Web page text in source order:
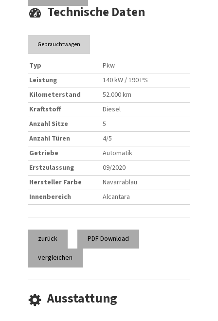
Technische Daten
Gebrauchtwagen
Typ
Pkw
Leistung
140 kW / 190 PS
Kilometerstand
52.000 km
Kraftstoff
Diesel
Anzahl Sitze
5
Anzahl Türen
4/5
Getriebe
Automatik
Erstzulassung
09/2020
Hersteller Farbe
Navarrablau
Innenbereich
Alcantara
zurück
PDF Download
vergleichen
Ausstattung